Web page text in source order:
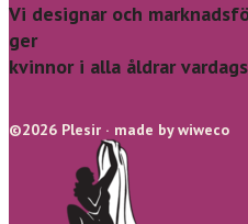
Vi designar och
ger
kvinnor i alla åldrar
©2026 Plesir · made by wiweco